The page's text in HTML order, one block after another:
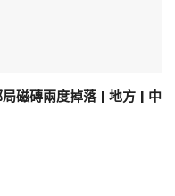
磁磚兩度掉落 | 地方 | 中